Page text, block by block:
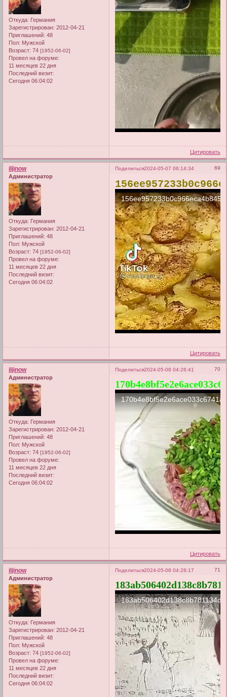
Откуда: Германия
Зарегистрирован: 2012-04-21
Приглашений: 48
Пол: Мужской
Возраст: 74 [1952-06-02]
Провел на форуме:
11 месяцев 22 дня
Последний визит:
Сегодня 06:04:02
Цитировать
Поделиться 69
2024-05-07 06:14:34
iljinow
Администратор
Откуда: Германия
Зарегистрирован: 2012-04-21
Приглашений: 48
Пол: Мужской
Возраст: 74 [1952-06-02]
Провел на форуме:
11 месяцев 22 дня
Последний визит:
Сегодня 06:04:02
Цитировать
Поделиться 70
2024-05-08 04:26:41
iljinow
Администратор
Откуда: Германия
Зарегистрирован: 2012-04-21
Приглашений: 48
Пол: Мужской
Возраст: 74 [1952-06-02]
Провел на форуме:
11 месяцев 22 дня
Последний визит:
Сегодня 06:04:02
Цитировать
Поделиться 71
2024-05-08 04:28:17
iljinow
Администратор
Откуда: Германия
Зарегистрирован: 2012-04-21
Приглашений: 48
Пол: Мужской
Возраст: 74 [1952-06-02]
Провел на форуме:
11 месяцев 22 дня
Последний визит:
Сегодня 06:04:02